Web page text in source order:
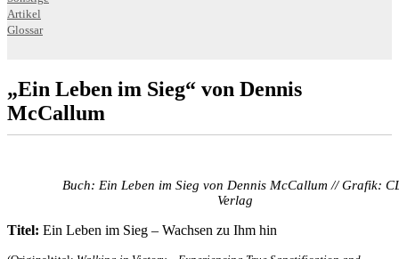
Artikel
Glossar
„Ein Leben im Sieg“ von Dennis
McCallum
Buch: Ein Leben im Sieg von Dennis McCallum // Grafik:
Verlag
Titel: Ein Leben im Sieg – Wachsen zu Ihm hin